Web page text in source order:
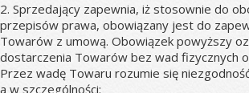
2. Sprzedający zapewnia, iż stosownie do
przepisów prawa, obowiązany jest do
Towarów z umową. Obowiązek powyższy
dostarczenia Towarów bez wad fizycznych
Przez wadę Towaru rozumie się
a w szczególności: